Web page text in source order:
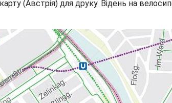
(Австрія) для друку. Відень на